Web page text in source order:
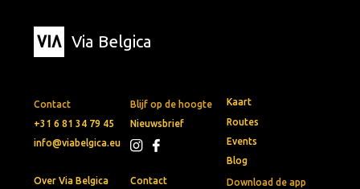
Via Belgica
Contact
+31 6 81 34 79 45
info@viabelgica.eu
Blijf op de hoogte
Nieuwsbrief
Download de app
Kaart
Routes
Events
Blog
Over Via Belgica
Contact